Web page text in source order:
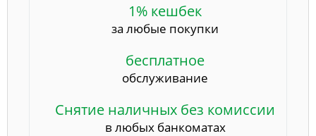
1% кешбек
за любые покупки
бесплатное
обслуживание
Снятие наличных без комиссии
в любых банкоматах